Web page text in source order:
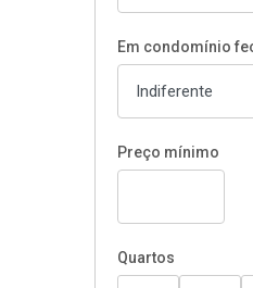
Em condomínio
Preço mínimo
Quartos